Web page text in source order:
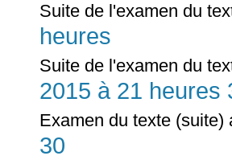
Suite de l'examen du
heures
Suite de l'examen du
2015 à 21 heures
Examen du texte
30